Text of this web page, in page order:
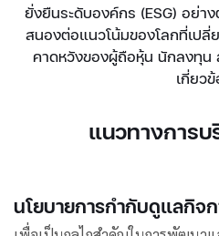
ยั่งยืนระดับองค์กร (ESG) อย่า
สนองต่อแนวโน้มของโลกที่เปลี่
คาดหวังของผู้ถือหุ้น นักลงทุน
เกี่ยว
แนวทางการบ
นโยบายการกำกับดูแลกิจ